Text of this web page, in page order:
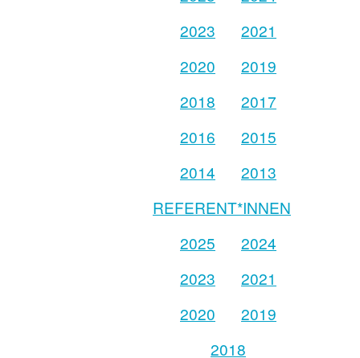
2023
2021
2020
2019
2018
2017
2016
2015
2014
2013
REFERENT*INNEN
2025
2024
2023
2021
2020
2019
2018